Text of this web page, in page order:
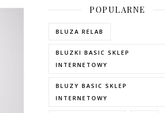
POPULARNE
BLUZA RELAB
BLUZKI BASIC SKLEP
INTERNETOWY
BLUZY BASIC SKLEP
INTERNETOWY